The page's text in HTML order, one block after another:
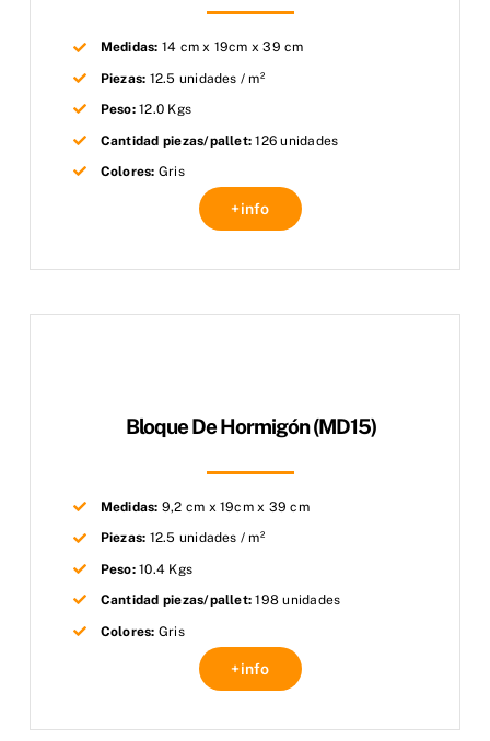
Medidas: 14 cm x 19cm x 39 cm
Piezas: 12.5 unidades / m²
Peso:12.0 Kgs
Cantidad piezas/pallet: 126 unidades
Colores: Gris
+info
Bloque De Hormigón (MD15)
Medidas: 9,2 cm x 19cm x 39 cm
Piezas: 12.5 unidades / m²
Peso:10.4 Kgs
Cantidad piezas/pallet: 198 unidades
Colores: Gris
+info